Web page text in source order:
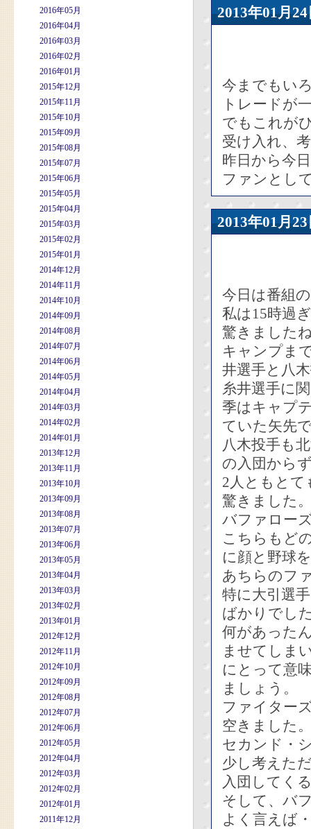
2016年05月
2016年04月
2016年03月
2016年02月
2016年01月
2015年12月
2015年11月
2015年10月
2015年09月
2015年08月
2015年07月
2015年06月
2015年05月
2015年04月
2015年03月
2015年02月
2015年01月
2014年12月
2014年11月
2014年10月
2014年09月
2014年08月
2014年07月
2014年06月
2014年05月
2014年04月
2014年03月
2014年02月
2014年01月
2013年12月
2013年11月
2013年10月
2013年09月
2013年08月
2013年07月
2013年06月
2013年05月
2013年04月
2013年03月
2013年02月
2013年01月
2012年12月
2012年11月
2012年10月
2012年09月
2012年08月
2012年07月
2012年06月
2012年05月
2012年04月
2012年03月
2012年02月
2012年01月
2011年12月
2013年01
今までもい
トレードが
でもこれが
受け入れ、
昨日から今
ファンとし
2013年01
今日は番組
私は15時過
驚きました
キャンプま
井選手と八
糸井選手に
季はキャプ
ていた矢先
八木投手も
の入団から
2人ともとて
驚きました
バファロー
こちらもど
に顔と野球
あちらのフ
特に大引選
ばかりでし
何があった
ませてしま
にとって意
ましょう。
ファイター
空きました
セカンド・
少し考えた
入団してく
そして、バ
よく言えば